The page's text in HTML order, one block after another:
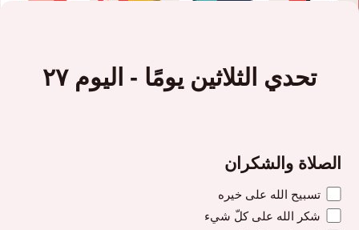
تحدي الثلاثين يومًا - اليوم ٢٧
الصلاة والشكران
تسبيح الله على خيره
شكر الله على كلّ شيء